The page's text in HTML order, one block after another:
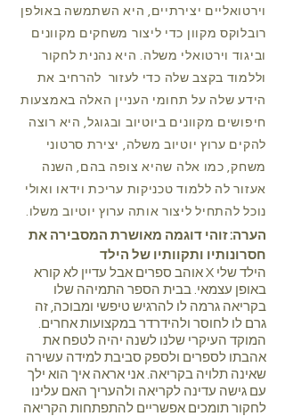
הערה: זוהי דוגמה מאושרת המסבירה את
חסרונותיו ותקוותיו של הילד
הילד שלי X אוהב ספרים אבל עדיין לא קורא
באופן עצמאי. בבית הספר התמיהה שלו
בקריאה גרמה לו להרגיש טיפשי ומבוכה, זה
גרם לו לחוסר ולהידרדר במקצועות אחרים.
המוקד העיקרי שלנו לשנה יהיה לטפח את
אהבתו לספרים ולספק סביבת למידה עשירה
שאינה תלויה בקריאה. אני אראה איך הוא ילך
עם גישה עדינה לקריאה ולהעריך האם עלינו
לחקור תומכים אפשריים להתפתחות הקריאה
וירטואליים יצירתיים, היא השתמשה באולפן
רובלוקס מקוון כדי ליצור משחקים מקוונים
וביגוד וירטואלי משלה. היא נהנית לחקור
וללמוד בקצב שלה כדי לעזור
להרחיב את
הידע שלה על תחומי העניין האלה באמצעות
חיפושים מקוונים ביוטיוב ובגוגל, היא רוצה
להקים ערוץ יוטיוב משלה, יצירת סרטוני
משחק, כמו אלה שהיא צופה בהם, השנה
אעזור לה ללמוד טכניקות עריכת וידאו ואולי
נוכל להתחיל ליצור אותה ערוץ יוטיוב משלו.